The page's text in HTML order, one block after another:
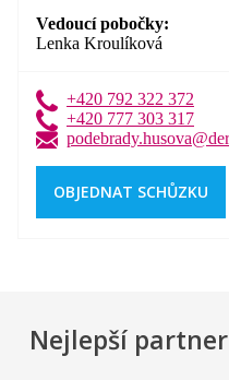
Vedoucí pobočky
Lenka Kroulíková
+420 792 322 372
+420 777 303 317
OBJEDNAT SCHŮZKU
Nejlepší